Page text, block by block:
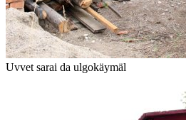
Uvvet sarai da ulgokäymäl